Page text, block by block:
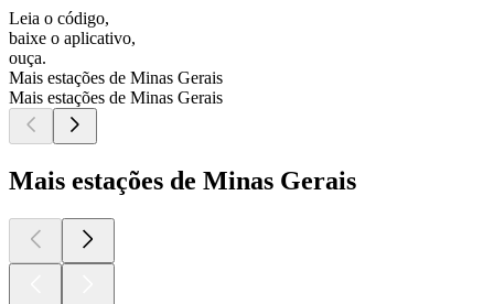
Leia o código,
baixe o aplicativo,
ouça.
Mais estações de Minas Gerais
Mais estações de Minas Gerais
Mais estações de Minas Gerais